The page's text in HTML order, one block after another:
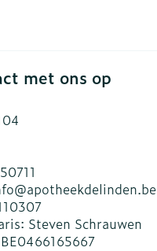
met ons op
apotheekdelinden.be
Steven Schrauwen
BE0466165667